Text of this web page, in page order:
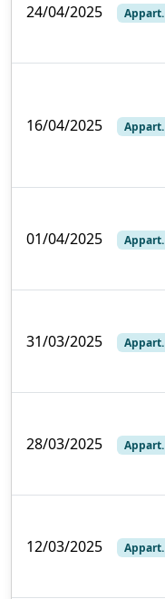
24/04/2025 Appart.
16/04/2025 Appart.
01/04/2025 Appart.
31/03/2025 Appart.
28/03/2025 Appart.
12/03/2025 Appart.